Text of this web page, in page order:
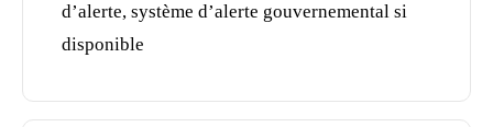
d’alerte, système d’alerte gouvernemental si
disponible